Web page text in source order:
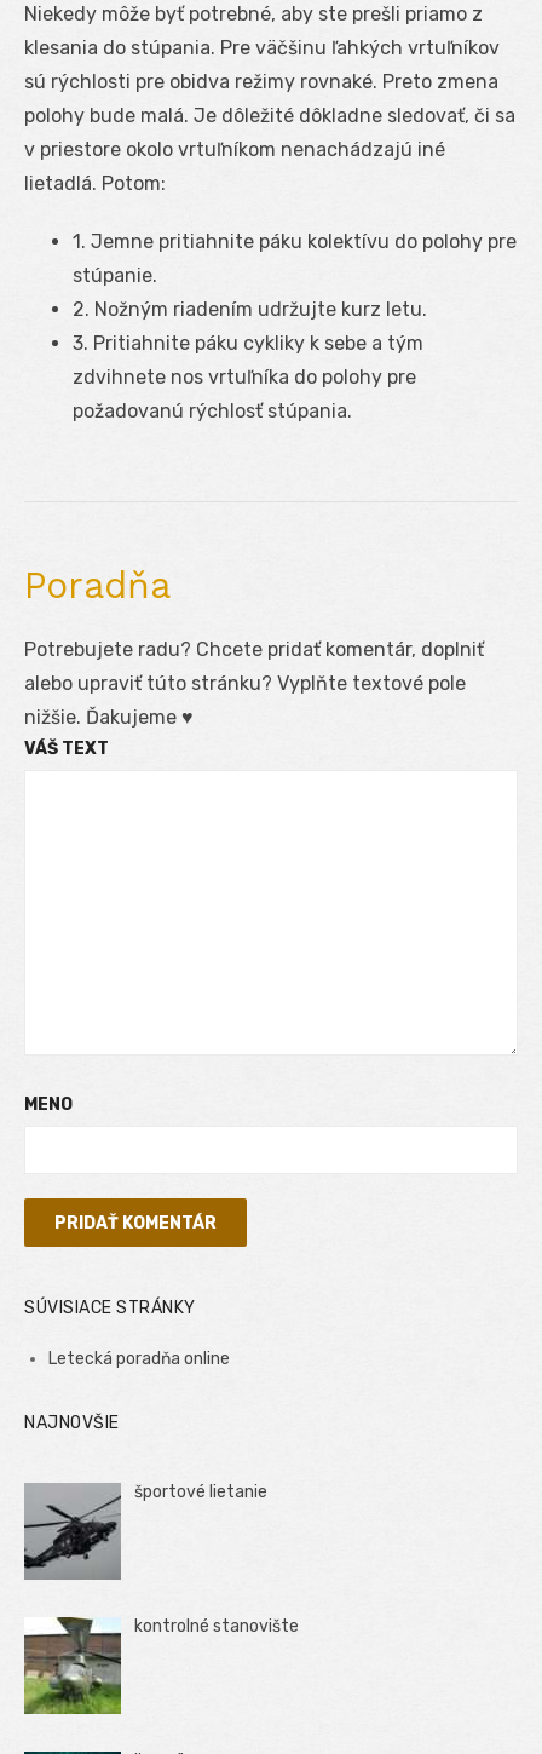
Niekedy môže byť potrebné, aby ste prešli priamo z
klesania do stúpania. Pre väčšinu ľahkých vrtuľníkov
sú rýchlosti pre obidva režimy rovnaké. Preto zmena
polohy bude malá. Je dôležité dôkladne sledovať, či sa
v priestore okolo vrtuľníkom nenachádzajú iné
lietadlá. Potom:
1. Jemne pritiahnite páku kolektívu do polohy pre
stúpanie.
2. Nožným riadením udržujte kurz letu.
3. Pritiahnite páku cykliky k sebe a tým
zdvihnete nos vrtuľníka do polohy pre
požadovanú rýchlosť stúpania.
Poradňa
Potrebujete radu? Chcete pridať komentár, doplniť
alebo upraviť túto stránku? Vyplňte textové pole
nižšie. Ďakujeme ♥
VÁŠ TEXT
MENO
SÚVISIACE STRÁNKY
Letecká poradňa online
NAJNOVŠIE
športové lietanie
kontrolné stanovište